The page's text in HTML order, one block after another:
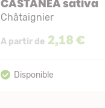
CASTANEA sativa
Châtaignier
A partir de 2,18 €